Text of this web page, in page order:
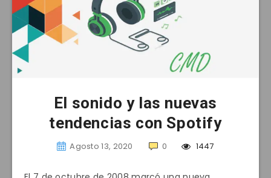
El sonido y las nuevas
tendencias con Spotify
Agosto 13, 2020 0 1447